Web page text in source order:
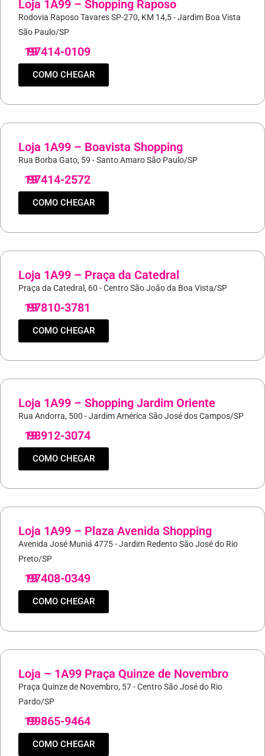
Loja 1A99 – Shopping Raposo
Rodovia Raposo Tavares SP-270, KM 14,5 - Jardim Boa Vista
São Paulo/SP
19
97414-0109
COMO CHEGAR
Loja 1A99 – Boavista Shopping
Rua Borba Gato, 59 - Santo Amaro São Paulo/SP
19
97414-2572
COMO CHEGAR
Loja 1A99 – Praça da Catedral
Praça da Catedral, 60 - Centro São João da Boa Vista/SP
19
97810-3781
COMO CHEGAR
Loja 1A99 – Shopping Jardim Oriente
Rua Andorra, 500 - Jardim América São José dos Campos/SP
19
98912-3074
COMO CHEGAR
Loja 1A99 – Plaza Avenida Shopping
Avenida José Muniá 4775 - Jardim Redento São José do Rio
Preto/SP
19
97408-0349
COMO CHEGAR
Loja – 1A99 Praça Quinze de Novembro
Praça Quinze de Novembro, 57 - Centro São José do Rio
Pardo/SP
19
99865-9464
COMO CHEGAR